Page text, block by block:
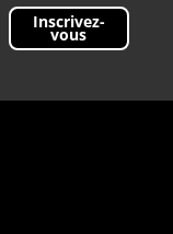
Inscrivez-
vous